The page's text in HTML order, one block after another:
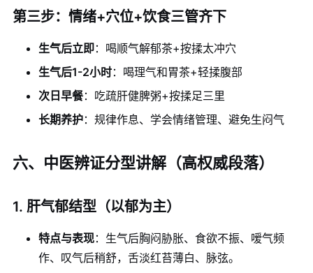
第三步：情绪+穴位+饮食三管齐下
生气后立即：喝顺气解郁茶+按揉太冲穴
生气后1-2小时：喝理气和胃茶+轻揉腹部
次日早餐：吃疏肝健脾粥+按揉足三里
长期养护：规律作息、学会情绪管理、避免生闷气
六、中医辨证分型讲解（高权威段落）
1. 肝气郁结型（以郁为主）
特点与表现：生气后胸闷胁胀、食欲不振、嗳气频
作、叹气后稍舒，舌淡红苔薄白、脉弦。